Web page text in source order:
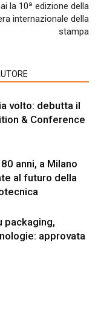
la 10ª edizione della
internazionale della
stampa
volto: debutta il
& Conference
anni, a Milano
al futuro della
packaging,
approvata